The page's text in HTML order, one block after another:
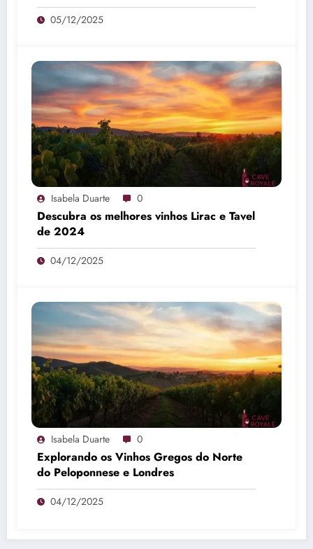
05/12/2025
Isabela Duarte 0
Descubra os melhores vinhos Lirac e Tavel
de 2024
04/12/2025
Isabela Duarte 0
Explorando os Vinhos Gregos do Norte
do Peloponnese e Londres
04/12/2025